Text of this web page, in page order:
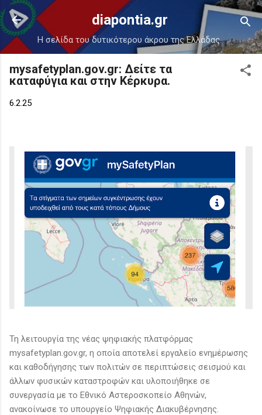
Μετάβαση στο κύριο περιεχόμενο
diapontia.gr
Η σελίδα του δυτικότερου άκρου της Ελλάδας.
mysafetyplan.gov.gr: Δείτε τα
καταφύγια και στην Κέρκυρα.
6.2.25
Τη λειτουργία της νέας ψηφιακής πλατφόρμας
mysafetyplan.gov.gr, η οποία αποτελεί εργαλείο ενημέρωσης
και καθοδήγησης των πολιτών σε περιπτώσεις σεισμού και
άλλων φυσικών καταστροφών και υλοποιήθηκε σε
συνεργασία με το Εθνικό Αστεροσκοπείο Αθηνών,
ανακοίνωσε το υπουργείο Ψηφιακής Διακυβέρνησης.